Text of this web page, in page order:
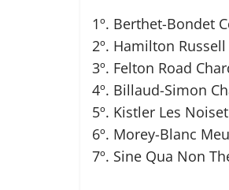
1º. Berthet-Bondet
2º. Hamilton
3º. Felton Road
4º. Billaud-Simon
5º. Kistler Les
6º. Morey-Blanc
7º. Sine Qua Non